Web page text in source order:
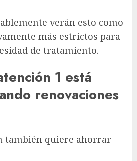
verán esto como
más estrictos para
de tratamiento.
1 está
renovaciones
también quiere ahorrar